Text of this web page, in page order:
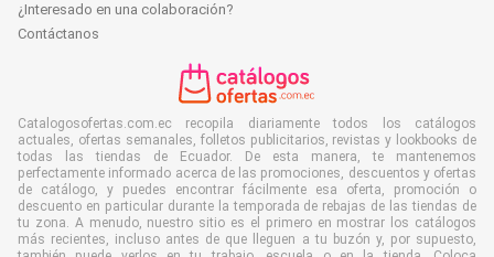
¿Interesado en una colaboración?
Contáctanos
Catalogosofertas.com.ec recopila diariamente todos los catálogos
actuales, ofertas semanales, folletos publicitarios, revistas y lookbooks de
todas las tiendas de Ecuador. De esta manera, te mantenemos
perfectamente informado acerca de las promociones, descuentos y ofertas
de catálogo, y puedes encontrar fácilmente esa oferta, promoción o
descuento en particular durante la temporada de rebajas de las tiendas de
tu zona. A menudo, nuestro sitio es el primero en mostrar los catálogos
más recientes, incluso antes de que lleguen a tu buzón y, por supuesto,